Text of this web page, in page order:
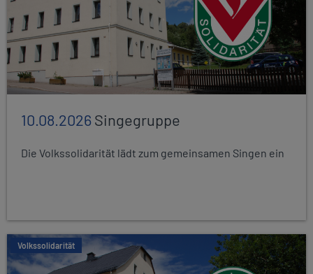
10.08.2026Singegruppe
Die Volkssolidarität lädt zum gemeinsamen Singen ein
Volkssolidarität